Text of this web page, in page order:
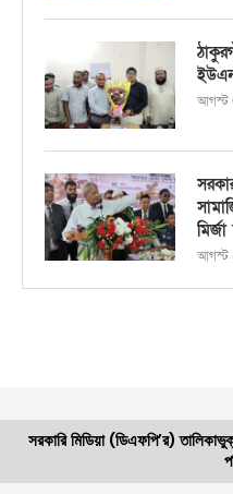
আগস্ট
আগস্ট
সরকারি মিডিয়া (ডিএফপি’র)